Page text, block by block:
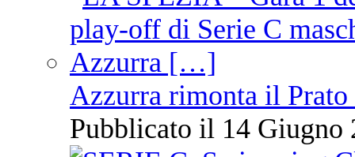
Azzurra rimonta il Prato
Pubblicato il 14 Giugno